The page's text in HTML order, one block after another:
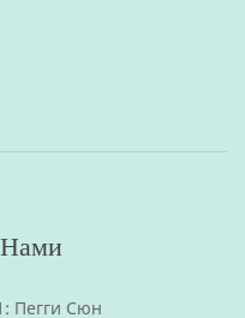
Пегги Сюн